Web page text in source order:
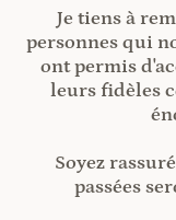
Je tiens à
personnes qui
ont permis
leurs fidèles
Soyez
passées